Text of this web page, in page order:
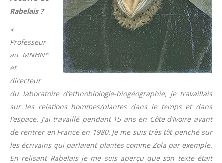
Rabelais ?
«
Professeur
au MNHN*
et
directeur
du laboratoire d’ethnobiologie-biogéographie, je travaillais
sur les relations hommes/plantes dans le temps et dans
l’espace. J’ai travaillé pendant 15 ans en Côte d’Ivoire avant
de rentrer en France en 1980. Je me suis très tôt penché sur
les écrivains qui parlaient plantes comme Zola par exemple.
En relisant Rabelais je me suis aperçu que son texte était